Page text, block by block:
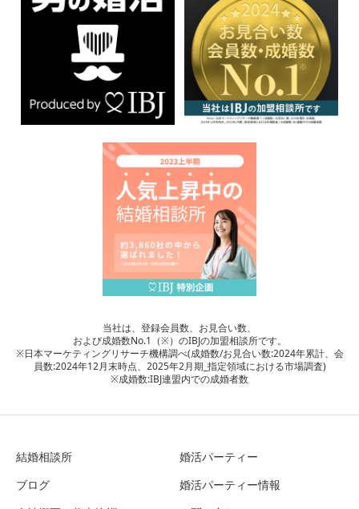
当社は、登録会員数、お見合い数、
および成婚数No.1（※）のIBJの加盟相談所です。
※日本マーケティングリサーチ機構調べ(成婚数/お見合い数:2024年累計、会
員数:2024年12月末時点、2025年2月期_指定領域における市場調査)
※成婚数:IBJ連盟内での成婚者数
結婚相談所
婚活パーティー
ブログ
婚活パーティー情報